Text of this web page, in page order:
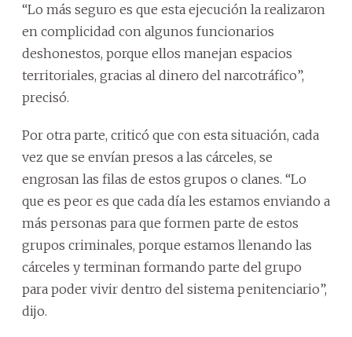
“Lo más seguro es que esta ejecución la realizaron
en complicidad con algunos funcionarios
deshonestos, porque ellos manejan espacios
territoriales, gracias al dinero del narcotráfico”,
precisó.
Por otra parte, criticó que con esta situación, cada
vez que se envían presos a las cárceles, se
engrosan las filas de estos grupos o clanes. “Lo
que es peor es que cada día les estamos enviando a
más personas para que formen parte de estos
grupos criminales, porque estamos llenando las
cárceles y terminan formando parte del grupo
para poder vivir dentro del sistema penitenciario”,
dijo.